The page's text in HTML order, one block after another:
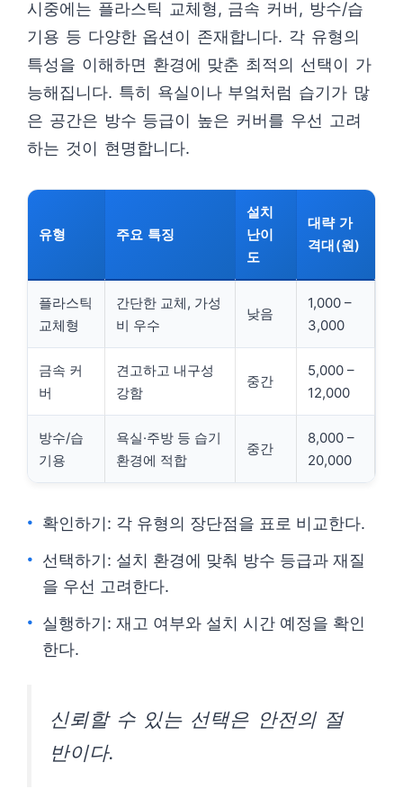
시중에는 플라스틱 교체형, 금속 커버, 방수/습
기용 등 다양한 옵션이 존재합니다. 각 유형의
특성을 이해하면 환경에 맞춘 최적의 선택이 가
능해집니다. 특히 욕실이나 부엌처럼 습기가 많
은 공간은 방수 등급이 높은 커버를 우선 고려
하는 것이 현명합니다.
유형 주요 특징
설치
난이
도
대략 가
격대(원)
플라스틱
교체형
간단한 교체, 가성
비 우수
낮음
1,000 –
3,000
금속 커
버
견고하고 내구성
강함
중간
5,000 –
12,000
방수/습
기용
욕실·주방 등 습기
환경에 적합
중간
8,000 –
20,000
확인하기: 각 유형의 장단점을 표로 비교한다.
선택하기: 설치 환경에 맞춰 방수 등급과 재질
을 우선 고려한다.
실행하기: 재고 여부와 설치 시간 예정을 확인
한다.
신뢰할 수 있는 선택은 안전의 절
반이다.